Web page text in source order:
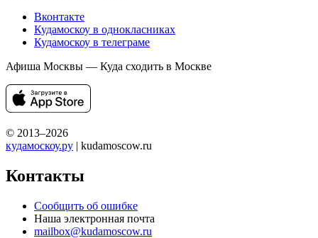
Вконтакте
Кудамоскоу в однокласниках
Кудамоскоу в телеграме
Афиша Москвы — Куда сходить в Москве
© 2013–2026
кудамоскоу.ру | kudamoscow.ru
Контакты
Сообщить об ошибке
Наша электронная почта
mailbox@kudamoscow.ru